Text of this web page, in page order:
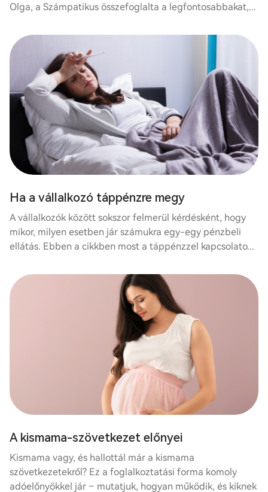
Olga, a Számpatikus összefoglalta a legfontosabbakat,...
Ha a vállalkozó táppénzre megy
A vállalkozók között sokszor felmerül kérdésként, hogy
mikor, milyen esetben jár számukra egy-egy pénzbeli
ellátás. Ebben a cikkben most a táppénzzel kapcsolato...
A kismama-szövetkezet előnyei
Kismama vagy, és hallottál már a kismama
szövetkezetekről? Ez a foglalkoztatási forma komoly
adóelőnyökkel jár – mutatjuk, hogyan működik, és kiknek